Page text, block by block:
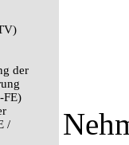
der
FE)
/